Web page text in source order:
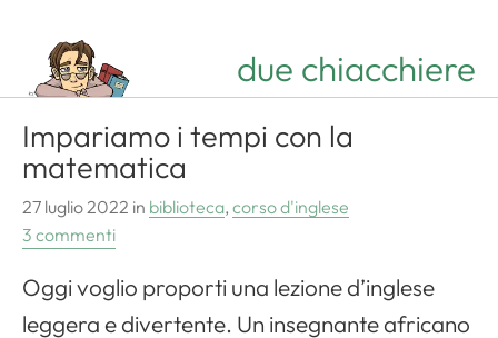
due chiacchiere
Impariamo i tempi con la
matematica
27 luglio 2022 in biblioteca, corso d'inglese
3 commenti
Oggi voglio proporti una lezione d’inglese
leggera e divertente. Un insegnante africano